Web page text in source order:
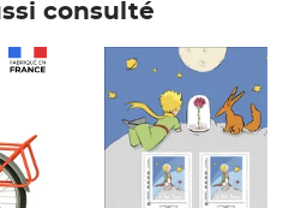
consulté
Prix 7,50€